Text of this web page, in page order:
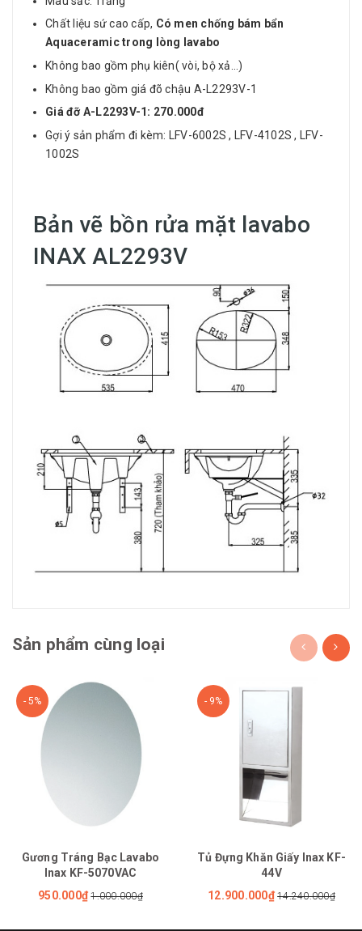
Chất liệu sứ cao cấp, Có men chống bám bẩn
Aquaceramic trong lòng lavabo
Không bao gồm phụ kiên( vòi, bộ xả...)
Không bao gồm giá đõ chậu A-L2293V-1
Giá đỡ A-L2293V-1: 270.000đ
Gợi ý sản phẩm đi kèm: LFV-6002S , LFV-4102S , LFV-
1002S
Bản vẽ bồn rửa mặt lavabo
INAX AL2293V
Sản phẩm cùng loại
- 5%
Gương Tráng Bạc Lavabo
Inax KF-5070VAC
950.000₫ 1.000.000₫
- 9%
Tủ Đựng Khăn Giấy Inax KF-
44V
12.900.000₫ 14.240.000₫